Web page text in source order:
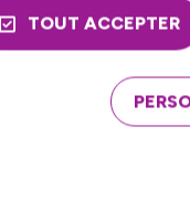
01 42 22 19 19
TOUT ACCEPTER